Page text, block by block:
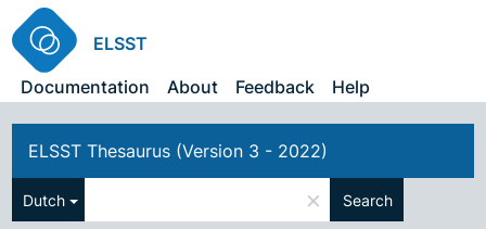
ELSST
Documentation
About Feedback Help
ELSST Thesaurus (Version 3 - 2022)
Dutch × Search